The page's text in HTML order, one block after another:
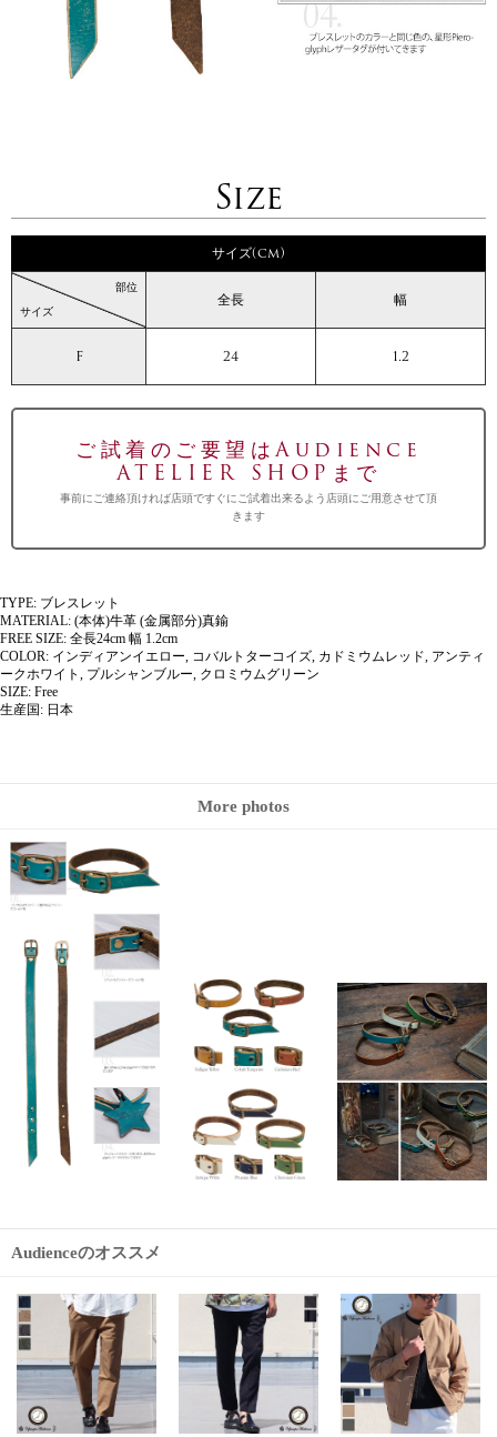
Size
サイズ(cm)
サイズ
部位
全長 幅
F 24 1.2
ご試着のご要望はAudience
ATELIER SHOPまで
事前にご連絡頂ければ店頭ですぐにご試着出来るよう店頭にご用意させて頂
きます
TYPE: ブレスレット
MATERIAL: (本体)牛革 (金属部分)真鍮
FREE SIZE: 全長24cm 幅 1.2cm
COLOR: インディアンイエロー, コバルトターコイズ, カドミウムレッド, アンティ
ークホワイト, プルシャンブルー, クロミウムグリーン
SIZE: Free
生産国 : 日本
More photos
Audienceのオススメ